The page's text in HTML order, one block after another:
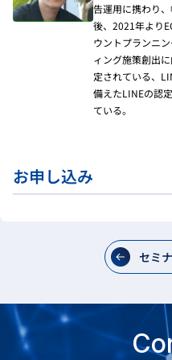
告運用に携わり
後、2021年より
ウントプランニ
ィング施策創出
定されている、
備えたLINEの認
ている。
お申し込み
セミ